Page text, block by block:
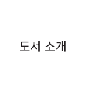
도서 소개